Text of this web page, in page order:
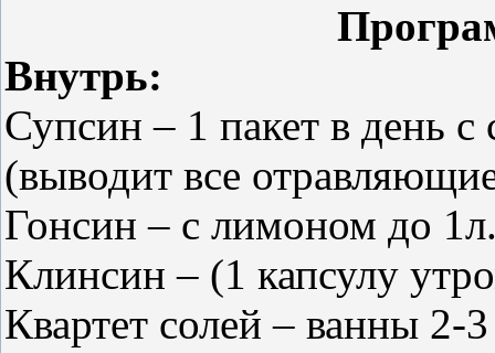
Внутрь:
Супсин – 1 пакет в день
(выводит все
Гонсин – с лимоном до
Клинсин – (1 капсулу
Квартет солей – ванны 2-